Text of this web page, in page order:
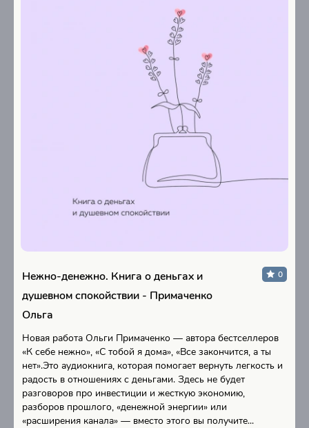
Нежно-денежно. Книга о деньгах и
душевном спокойствии - Примаченко
Ольга
0
Новая работа Ольги Примаченко — автора бестселлеров
«К себе нежно», «С тобой я дома», «Все закончится, а ты
нет».Это аудиокнига, которая помогает вернуть легкость и
радость в отношениях с деньгами. Здесь не будет
разговоров про инвестиции и жесткую экономию,
разборов прошлого, «денежной энергии» или
«расширения канала» — вместо этого вы получите...